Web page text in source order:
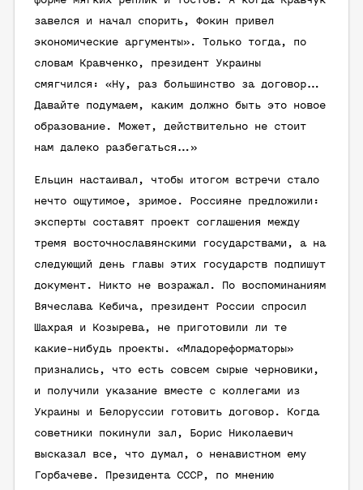
завелся и начал спорить, Фокин привел
экономические аргументы». Только тогда, по
словам Кравченко, президент Украины
смягчился: «Ну, раз большинство за договор…
Давайте подумаем, каким должно быть это новое
образование. Может, действительно не стоит
нам далеко разбегаться…»
Ельцин настаивал, чтобы итогом встречи стало
нечто ощутимое, зримое. Россияне предложили:
эксперты составят проект соглашения между
тремя восточнославянскими государствами, а на
следующий день главы этих государств подпишут
документ. Никто не возражал. По воспоминаниям
Вячеслава Кебича, президент России спросил
Шахрая и Козырева, не приготовили ли те
какие-нибудь проекты. «Младореформаторы»
признались, что есть совсем сырые черновики,
и получили указание вместе с коллегами из
Украины и Белоруссии готовить договор. Когда
советники покинули зал, Борис Николаевич
высказал все, что думал, о ненавистном ему
Горбачеве. Президента СССР, по мнению